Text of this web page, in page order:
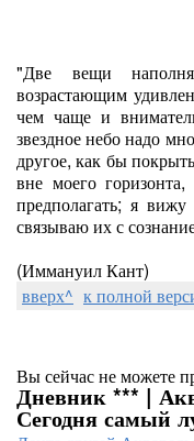
"Две вещи
возрастающим
чем чаще и
звездное небо надо
другое, как бы
вне моего
предполагать; я
связываю их с
(Иммануил Кант)
вверх^ к полной
Вы сейчас не можете
Дневник *** |
Сегодня самый